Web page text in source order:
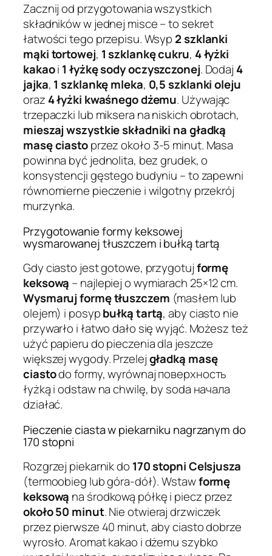
Zacznij od przygotowania wszystkich
składników w jednej misce – to sekret
łatwości tego przepisu. Wsyp 2 szklanki
mąki tortowej, 1 szklankę cukru, 4 łyżki
kakaoi 1 łyżkę sody oczyszczonej. Dodaj 4
jajka, 1 szklankę mleka, 0,5 szklanki oleju
oraz 4 łyżki kwaśnego dżemu. Używając
trzepaczki lub miksera na niskich obrotach,
mieszaj wszystkie składniki na gładką
masę ciastoprzez około 3-5 minut. Masa
powinna być jednolita, bez grudek, o
konsystencji gęstego budyniu – to zapewni
równomierne pieczenie i wilgotny przekrój
murzynka.
Przygotowanie formy keksowej
wysmarowanej tłuszczem i bułką tartą
Gdy ciasto jest gotowe, przygotujformę
keksową – najlepiej o wymiarach 25×12 cm.
Wysmaruj formę tłuszczem (masłem lub
olejem) i posypbułką tartą, aby ciasto nie
przywarło i łatwo dało się wyjąć. Możesz też
użyć papieru do pieczenia dla jeszcze
większej wygody. Przelejgładką masę
ciastodo formy, wyrównaj поверхность
łyżką i odstaw na chwilę, by soda начала
działać.
Pieczenie ciasta w piekarniku nagrzanym do
170 stopni
Rozgrzej piekarnik do 170 stopni Celsjusza
(termoobieg lub góra-dół). Wstawformę
keksową na środkową półkę i piecz przez
około 50 minut. Nie otwieraj drzwiczek
przez pierwsze 40 minut, aby ciasto dobrze
wyrosło. Aromat kakao i dżemu szybko